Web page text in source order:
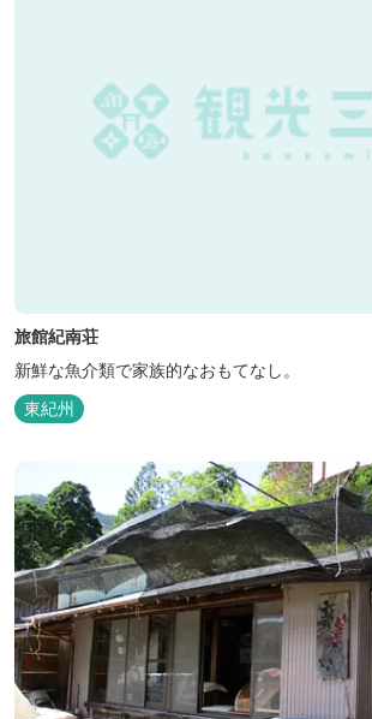
旅館紀南荘
新鮮な魚介類で家族的なおもてなし。
東紀州